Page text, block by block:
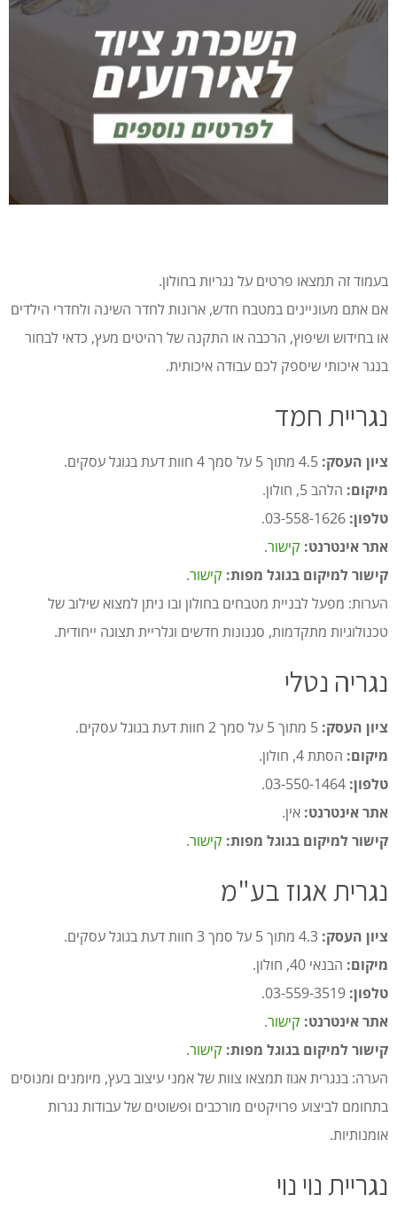
בעמוד זה תמצאו פרטים על נגריות בחולון.
אם אתם מעוניינים במטבח חדש, ארונות לחדר השינה ולחדרי הילדים
או בחידוש ושיפוץ, הרכבה או התקנה של רהיטים מעץ, כדאי לבחור
בנגר איכותי שיספק לכם עבודה איכותית.
נגריית חמד
ציון העסק:
מיקום: הלהב 5, חולון.
טלפון:
אתר אינטרנט: קישור.
קישור למיקום בגוגל מפות: קישור.
הערות: מפעל לבניית מטבחים בחולון ובו ניתן למצוא שילוב של
טכנולוגיות מתקדמות, סגנונות חדשים וגלריית תצוגה ייחודית.
נגריה נטלי
ציון העסק:
מיקום: הסתת 4, חולון.
טלפון:
אתר אינטרנט: אין.
קישור למיקום בגוגל מפות: קישור.
נגרית אגוז בע"מ
ציון העסק:
מיקום: הבנאי 40, חולון.
טלפון:
אתר אינטרנט: קישור.
קישור למיקום בגוגל מפות: קישור.
הערה: בנגרית אגוז תמצאו צוות של אמני עיצוב בעץ, מיומנים ומנוסים
בתחומם לביצוע פרויקטים מורכבים ופשוטים של עבודות נגרות
אומנותיות.
נגריית נוי נוי